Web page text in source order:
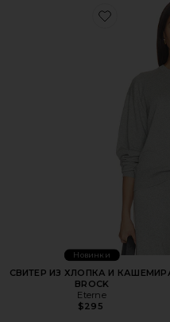
Favorite
Новинки
СВИТЕР ИЗ ХЛОПКА И
BROCK
Eterne
$295